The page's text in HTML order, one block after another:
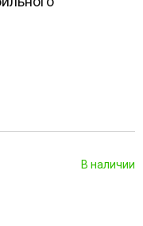
В наличии